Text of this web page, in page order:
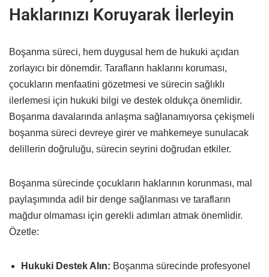
Haklarınızı Koruyarak İlerleyin
Boşanma süreci, hem duygusal hem de hukuki açıdan
zorlayıcı bir dönemdir. Tarafların haklarını koruması,
çocukların menfaatini gözetmesi ve sürecin sağlıklı
ilerlemesi için hukuki bilgi ve destek oldukça önemlidir.
Boşanma davalarında anlaşma sağlanamıyorsa çekişmeli
boşanma süreci devreye girer ve mahkemeye sunulacak
delillerin doğruluğu, sürecin seyrini doğrudan etkiler.
Boşanma sürecinde çocukların haklarının korunması, mal
paylaşımında adil bir denge sağlanması ve tarafların
mağdur olmaması için gerekli adımları atmak önemlidir.
Özetle:
Hukuki Destek Alın: Boşanma sürecinde profesyonel